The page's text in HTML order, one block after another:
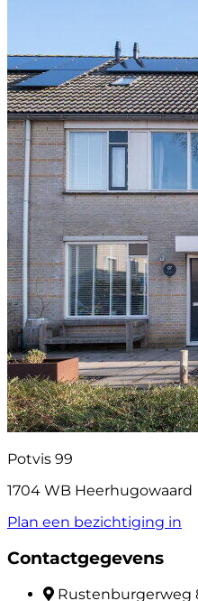
Potvis 99
1704 WB Heerhugowaard
Plan een bezichtiging in
Contactgegevens
Rustenburgerweg